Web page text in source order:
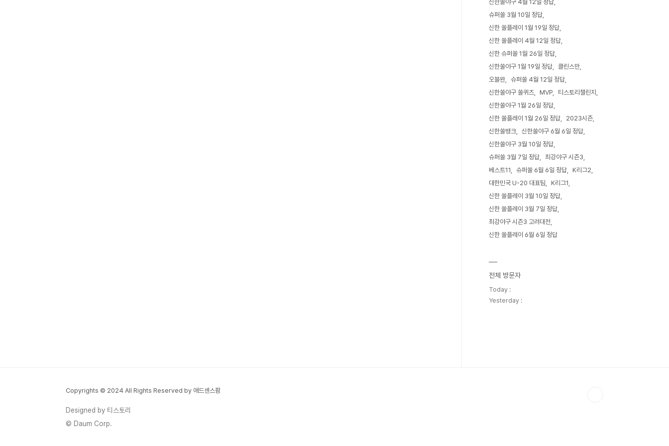
신한쏠야구 4월 12일 정답
슈퍼쏠 3월 10일 정답
신한 쏠플레이 1월 19일 정답
신한 쏠플레이 4월 12일 정답
신한 슈퍼쏠 1월 26일 정답
신한쏠야구 1월 19일 정답
클린스만
오블완
슈퍼쏠 4월 12일 정답
신한쏠야구 쏠퀴즈
MVP
티스토리챌린지
신한쏠야구 1월 26일 정답
신한 쏠플레이 1월 26일 정답
2023시즌
신한쏠뱅크
신한쏠야구 6월 6일 정답
신한쏠야구 3월 10일 정답
슈퍼쏠 3월 7일 정답
최강야구 시즌3
베스트11
슈퍼쏠 6월 6일 정답
K리그2
대한민국 U-20 대표팀
K리그1
신한 쏠플레이 3월 10일 정답
신한 쏠플레이 3월 7일 정답
최강야구 시즌3 고려대전
신한 쏠플레이 6월 6일 정답
전체 방문자
Today :
Yesterday :
Copyrights © 2024 All Rights Reserved by 애드센스팜
Designed by 티스토리
© Daum Corp.